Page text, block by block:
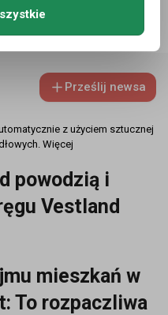
Prześlij newsa
z użyciem sztucznej
Więcej
powodzią i
Vestland
mieszkań w
To rozpaczliwa